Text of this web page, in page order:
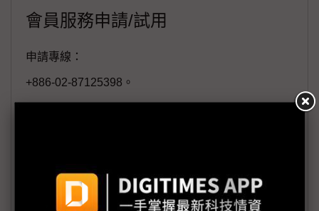
會員服務申請/試用
申請專線：
+886-02-87125398。
member@digitimes.com
(一個工作日內將回覆您的來信)